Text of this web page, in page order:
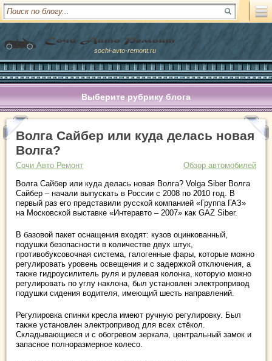
sochi-avto-remont.ru
Выберите рубрику блога
Волга Сайбер или куда делась новая
Волга?
Сочи Авто Ремонт
Обзор автомобилей
Волга Сайбер или куда делась новая Волга? Volga Siber Волга
Сайбер – начали выпускать в России с 2008 по 2010 год. В
первый раз его представили русской компанией «Группа ГАЗ»
на Московской выставке «Интеравто – 2007» как GAZ Siber.
В базовой пакет оснащения входят: кузов оцинкованный,
подушки безопасности в количестве двух штук,
противобуксовочная система, галогенные фары, которые можно
регулировать уровень освещения и с задержкой отключения, а
также гидроусилитель руля и рулевая колонка, которую можно
регулировать по углу наклона, был установлен электропривод
подушки сидения водителя, имеющий шесть направлений.
Регулировка спинки кресла имеют ручную регулировку. Был
также установлен электропривод для всех стёкол.
Складывающиеся и с обогревом зеркала, центральный замок и
запасное полноразмерное колесо.